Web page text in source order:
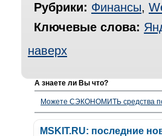
Рубрики: Финансы,
Ключевые слова:
наверх
А знаете ли Вы что?
Можете СЭКОНОМИТЬ средства
MSKIT.RU: последние